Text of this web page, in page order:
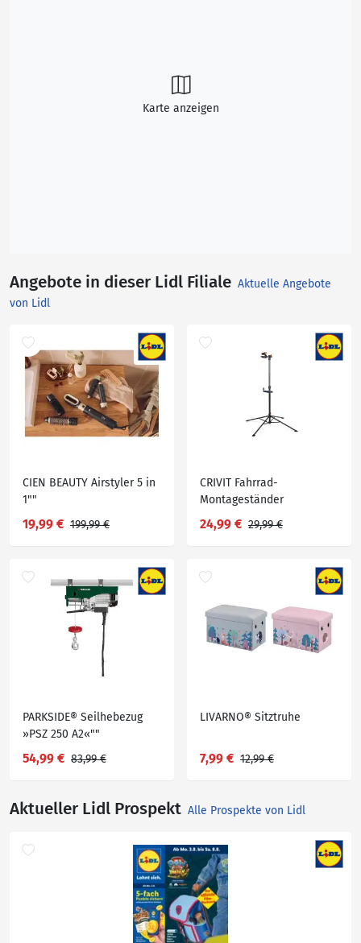
Karte anzeigen
Angebote in dieser Lidl Filiale Aktuelle Angebote
von Lidl
CIEN BEAUTY Airstyler 5 in
1""
19,99 € 199,99 €
CRIVIT Fahrrad-
Montageständer
24,99 € 29,99 €
PARKSIDE® Seilhebezug
»PSZ 250 A2«""
54,99 € 83,99 €
LIVARNO® Sitztruhe
7,99 € 12,99 €
Aktueller Lidl Prospekt Alle Prospekte von Lidl